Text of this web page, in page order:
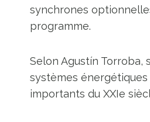
synchrones
programme.
Selon Agustín Torroba,
systèmes
importants du XXIe